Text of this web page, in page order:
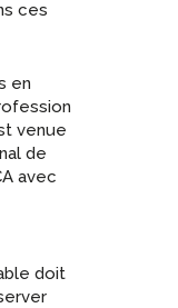
ces
en
venue
de
avec
doit